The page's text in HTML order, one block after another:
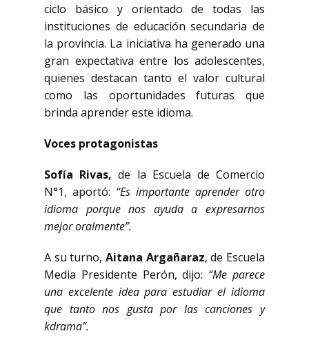
ciclo básico y orientado de todas las
instituciones de educación secundaria de
la provincia. La iniciativa ha generado una
gran expectativa entre los adolescentes,
quienes destacan tanto el valor cultural
como las oportunidades futuras que
brinda aprender este idioma.
Voces protagonistas
Sofía Rivas,de la Escuela de Comercio
N°1, aportó: “Es importante aprender otro
idioma porque nos ayuda a expresarnos
mejor oralmente”.
A su turno, Aitana Argañaraz, de Escuela
Media Presidente Perón, dijo: “Me parece
una excelente idea para estudiar el idioma
que tanto nos gusta por las canciones y
kdrama”.